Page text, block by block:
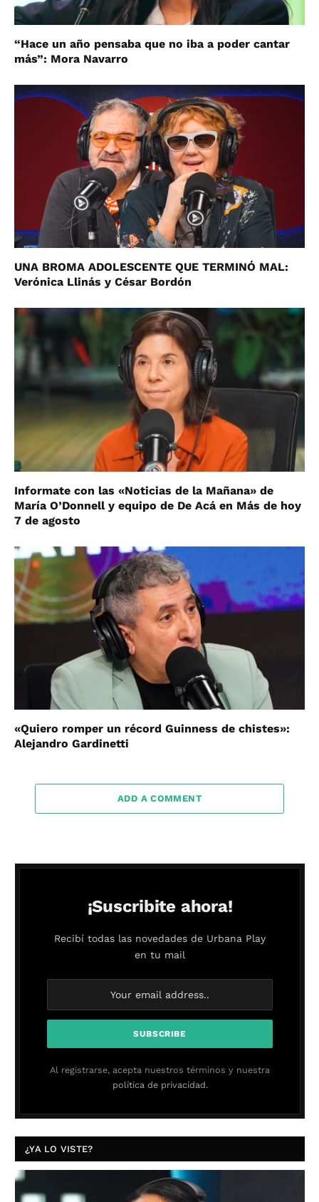
“Hace un año pensaba que no iba a poder cantar
más”: Mora Navarro
UNA BROMA ADOLESCENTE QUE TERMINÓ MAL:
Verónica Llinás y César Bordón
Informate con las «Noticias de la Mañana» de
María O’Donnell y equipo de De Acá en Más de hoy
7 de agosto
«Quiero romper un récord Guinness de chistes»:
Alejandro Gardinetti
ADD A COMMENT
¡Suscribite ahora!
Recibí todas las novedades de Urbana Play
en tu mail
Al registrarse, acepta nuestros términos y nuestra
política de privacidad.
¿YA LO VISTE?